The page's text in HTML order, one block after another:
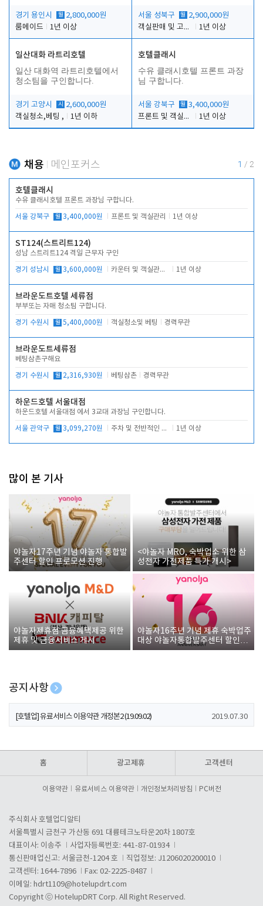
경기 용인시 월 2,800,000원
룸메이드
1년 이상
서울 성북구 월 2,900,000원
객실판매 및 고객응대
1년 이상
일산대화 라트리호텔
일산 대화역 라트리호텔에서
청소팀을 구인합니다.
경기 고양시 시
2,600,000원
객실청소,베팅 ,
1년 이하
호텔클래시
수유 클래시호텔 프론트 과장
님 구합니다.
서울 강북구 월 3,400,000원
프론트 및 객실관리
1년 이상
채용 메인포커스 1 / 2
호텔클래시
수유 클래시호텔 프론트 과장님 구합니다.
서울 강북구 월 3,400,000원 프론트 및 객실관리 1년 이상
ST124(스트리트124)
성남 스트리트124 격일 근무자 구인
경기 성남시 월 3,600,000원 카운터 및 객실관리 전반 1년 이상
브라운도트호텔 세류점
부부또는 자매 청소팀 구합니다.
경기 수원시 월 5,400,000원 객실청소및 베팅 경력무관
브라운도트세류점
베팅삼촌구해요
경기 수원시 월 2,316,930원 베팅삼촌 경력무관
하운드호텔 서울대점
하운드호텔 서울대점 에서 3교대 과장님 구인합니다.
서울 관악구 월 3,099,270원 주차 및 전반적인 당번업무 1년 이상
많이 본 기사
야놀자17주년 기념 야놀자 통합발
주센터 할인 프로모션 진행
<야놀자 MRO, 숙박업소 위한 삼
성전자 가전제품 특가 개시>
야놀자제휴점 금융혜택제공 위한
제휴 및 금융서비스 게시
야놀자16주년 기념 제휴 숙박업주
대상 야놀자통합발주센터 할인쿠
폰 증정
공지사항
[호텔업] 개인정보 처리방침 개정본1 (19.09.02)
[호텔업] 유료서비스 이용약관 개정본2 (19.09.02) 2019.07.30
홈 광고제휴 고객센터
이용약관 유료서비스 이용약관 개인정보처리방침 PC버전
주식회사 호텔업디알티
서울특별시 금천구 가산동 691 대륭테크노타운20차 1807호
대표이사: 이송주
사업자등록번호: 441-87-01934
통신판매업신고: 서울금천-1204 호
직업정보: J1206020200010
고객센터: 1644-7896
Fax: 02-2225-8487
이메일: hdrt1109@hotelupdrt.com
Copyright ⓒ HotelupDRT Corp. All Right Reserved.